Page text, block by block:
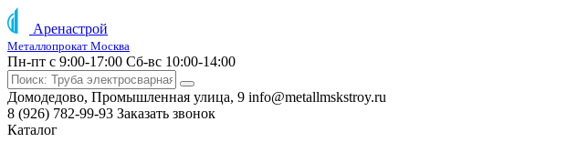
Аренастрой
Металлопрокат Москва
Пн-пт с 9:00-17:00 Сб-вс 10:00-14:00
Домодедово, Промышленная улица, 9 info@metallmskstroy.ru
8 (926) 782-99-93 Заказать звонок
Каталог